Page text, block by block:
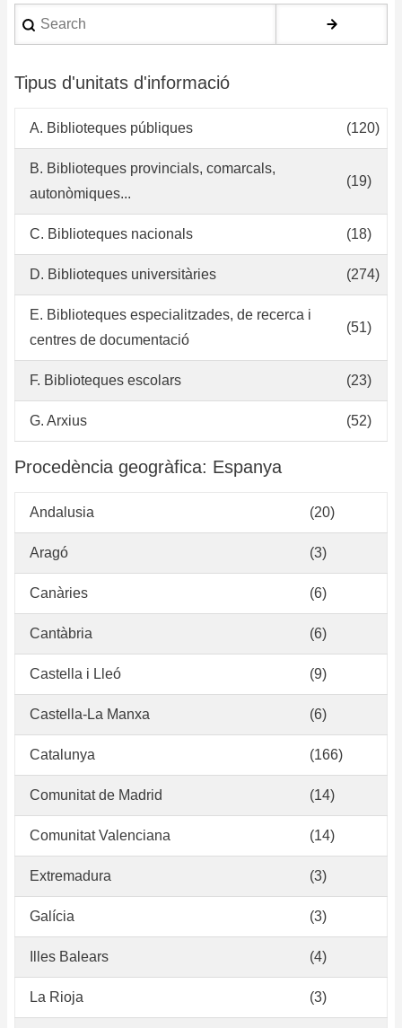
Search
Tipus d'unitats d'informació
A. Biblioteques públiques (120)
B. Biblioteques provincials, comarcals,
autonòmiques...
(19)
C. Biblioteques nacionals (18)
D. Biblioteques universitàries (274)
E. Biblioteques especialitzades, de recerca i
centres de documentació
(51)
F. Biblioteques escolars (23)
G. Arxius (52)
Procedència geogràfica: Espanya
Andalusia (20)
Aragó (3)
Canàries (6)
Cantàbria (6)
Castella i Lleó (9)
Castella-La Manxa (6)
Catalunya (166)
Comunitat de Madrid (14)
Comunitat Valenciana (14)
Extremadura (3)
Galícia (3)
Illes Balears (4)
La Rioja (3)